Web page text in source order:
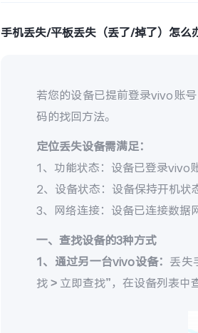
手机丢失/平板丢失（丢了/掉了）怎么
若您的设备已提前登录vivo账
码的找回方法。
定位丢失设备需满足：
1、功能状态：设备已登录vivo
2、设备状态：设备保持开机状
3、网络连接：设备已连接数据
一、查找设备的3种方式
1、通过另一台vivo设备： 丢失
找 > 立即查找”，在设备列表中